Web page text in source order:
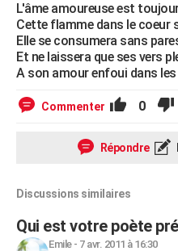
L'âme amoureuse est
Cette flamme dans le coeur
Elle se consumera sans
Et ne laissera que ses vers
A son amour enfoui dans
Commenter 0
Répondre
Discussions similaires
Qui est votre poète
Emile- 7 avr. 2011 à 16:30